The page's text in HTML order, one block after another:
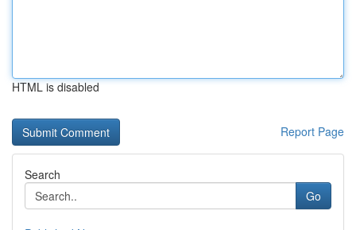
HTML is disabled
Report Page
Search
Go